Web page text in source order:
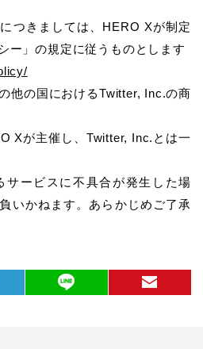
つきましては、HERO Xが制定
ー」の規定に従うものとします
他の国におけるTwitter, Inc.の商
Xが主催し、Twitter, Inc.とは一
サービスに不具合が発生した場
いかねます。あらかじめご了承